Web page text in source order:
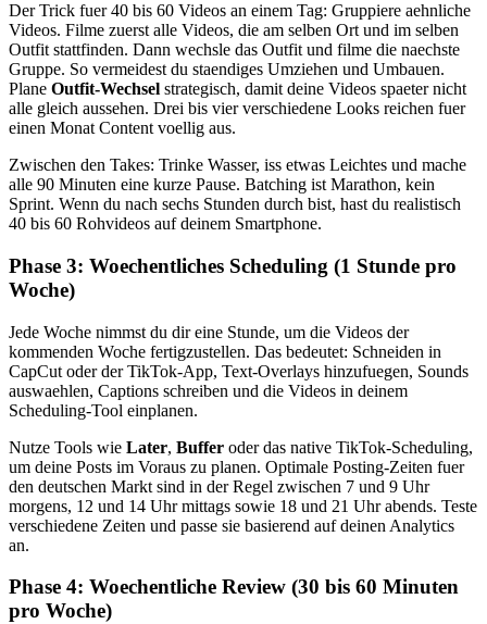
Der Trick fuer 40 bis 60 Videos an einem Tag: Gruppiere aehnliche
Videos. Filme zuerst alle Videos, die am selben Ort und im selben
Outfit stattfinden. Dann wechsle das Outfit und filme die naechste
Gruppe. So vermeidest du staendiges Umziehen und Umbauen.
Plane Outfit-Wechsel strategisch, damit deine Videos spaeter nicht
alle gleich aussehen. Drei bis vier verschiedene Looks reichen fuer
einen Monat Content voellig aus.
Zwischen den Takes: Trinke Wasser, iss etwas Leichtes und mache
alle 90 Minuten eine kurze Pause. Batching ist Marathon, kein
Sprint. Wenn du nach sechs Stunden durch bist, hast du realistisch
40 bis 60 Rohvideos auf deinem Smartphone.
Phase 3: Woechentliches Scheduling (1 Stunde pro
Woche)
Jede Woche nimmst du dir eine Stunde, um die Videos der
kommenden Woche fertigzustellen. Das bedeutet: Schneiden in
CapCut oder der TikTok-App, Text-Overlays hinzufuegen, Sounds
auswaehlen, Captions schreiben und die Videos in deinem
Scheduling-Tool einplanen.
Nutze Tools wie Later, Buffer oder das native TikTok-Scheduling,
um deine Posts im Voraus zu planen. Optimale Posting-Zeiten fuer
den deutschen Markt sind in der Regel zwischen 7 und 9 Uhr
morgens, 12 und 14 Uhr mittags sowie 18 und 21 Uhr abends. Teste
verschiedene Zeiten und passe sie basierend auf deinen Analytics
an.
Phase 4: Woechentliche Review (30 bis 60 Minuten
pro Woche)